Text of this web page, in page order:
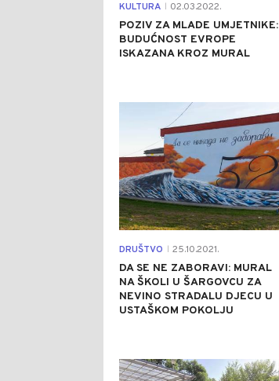
KULTURA 02.03.2022.
POZIV ZA MLADE UMJETNIKE:
BUDUĆNOST EVROPE
ISKAZANA KROZ MURAL
DRUŠTVO 25.10.2021.
DA SE NE ZABORAVI: MURAL
NA ŠKOLI U ŠARGOVCU ZA
NEVINO STRADALU DJECU U
USTAŠKOM POKOLJU